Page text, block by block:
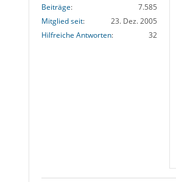
Beiträge
7.585
Mitglied seit
23. Dez. 2005
Hilfreiche Antworten
32